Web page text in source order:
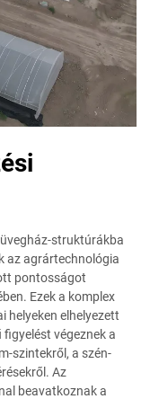
struktúrákba
az agrártechnológia
pontosságot
Ezek a komplex
helyeken elhelyezett
végeznek a
szintekről, a szén-
Az
beavatkoznak a